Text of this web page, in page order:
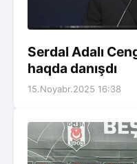
Serdal Adalı
haqda danışdı
15.Noyabr.2025 16:38